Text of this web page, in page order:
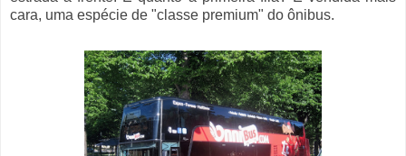
cara, uma espécie de "classe premium" do ônibus.